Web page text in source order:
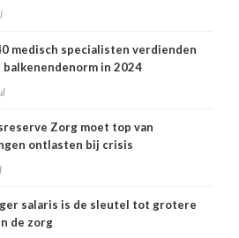
medisch specialisten verdienden
balkenendenorm in 2024
Zorg moet top van
ontlasten bij crisis
salaris is de sleutel tot grotere
de zorg